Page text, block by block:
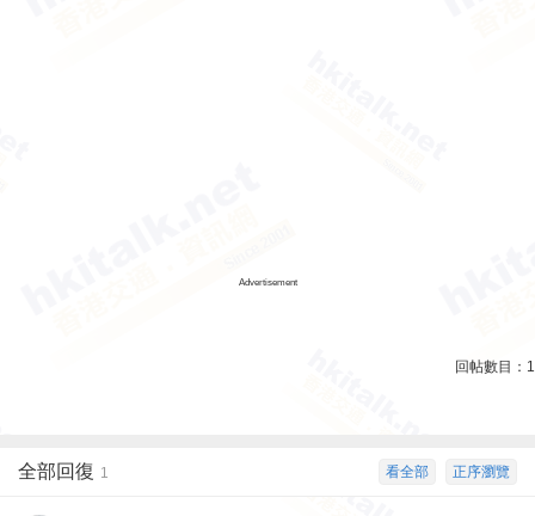
Advertisement
回帖數目： 1
正序瀏覽
看全部
全部回復 1